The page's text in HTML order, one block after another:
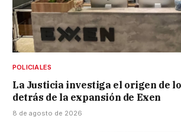
POLICIALES
La Justicia investiga el origen de
detrás de la expansión de Exen
8 de agosto de 2026